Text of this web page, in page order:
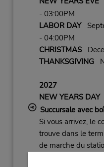
- 03:00PM
LABOR DAY
- 04:00PM
CHRISTMAS
THANKSGIVING
2027
NEW YEARS DAY
Succursale avec
Si vous arrivez, le
trouve dans le
de marche du